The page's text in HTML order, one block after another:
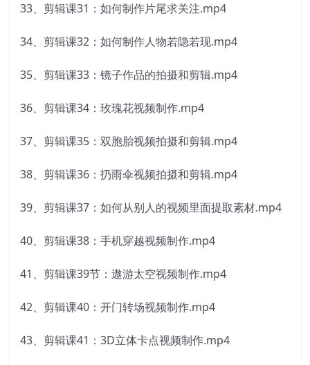
33、剪辑课31：如何制作片尾求关注.mp4
34、剪辑课32：如何制作人物若隐若现.mp4
35、剪辑课33：镜子作品的拍摄和剪辑.mp4
36、剪辑课34：玫瑰花视频制作.mp4
37、剪辑课35：双胞胎视频拍摄和剪辑.mp4
38、剪辑课36：扔雨伞视频拍摄和剪辑.mp4
39、剪辑课37：如何从别人的视频里面提取素材.mp4
40、剪辑课38：手机穿越视频制作.mp4
41、剪辑课39节：遨游太空视频制作.mp4
42、剪辑课40：开门转场视频制作.mp4
43、剪辑课41：3D立体卡点视频制作.mp4